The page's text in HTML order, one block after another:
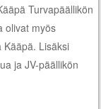
Turvapäällikön
olivat myös
Kääpä. Lisäksi
ja JV-päällikön